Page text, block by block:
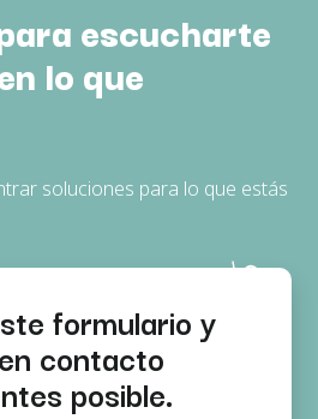
escucharte
lo que
soluciones para lo que estás
formulario y
contacto
posible.